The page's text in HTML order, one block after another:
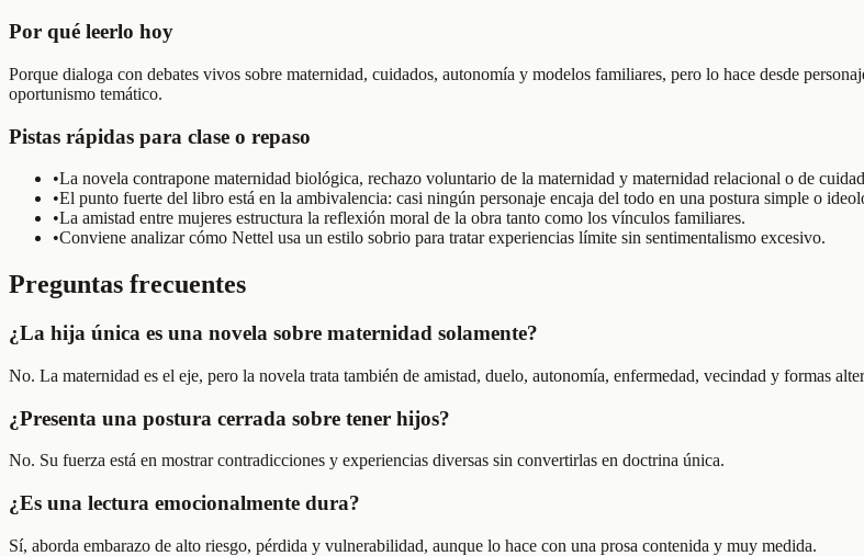
Por qué leerlo hoy
Porque dialoga con debates vivos sobre maternidad, cuidados, autonomía y modelos familiares, pero lo hace desde
oportunismo temático.
Pistas rápidas para clase o repaso
•La novela contrapone maternidad biológica, rechazo voluntario de la maternidad y maternidad relacional o de
•El punto fuerte del libro está en la ambivalencia: casi ningún personaje encaja del todo en una postura simple o
•La amistad entre mujeres estructura la reflexión moral de la obra tanto como los vínculos familiares.
•Conviene analizar cómo Nettel usa un estilo sobrio para tratar experiencias límite sin sentimentalismo excesivo.
Preguntas frecuentes
¿La hija única es una novela sobre maternidad solamente?
No. La maternidad es el eje, pero la novela trata también de amistad, duelo, autonomía, enfermedad, vecindad y formas
¿Presenta una postura cerrada sobre tener hijos?
No. Su fuerza está en mostrar contradicciones y experiencias diversas sin convertirlas en doctrina única.
¿Es una lectura emocionalmente dura?
Sí, aborda embarazo de alto riesgo, pérdida y vulnerabilidad, aunque lo hace con una prosa contenida y muy medida.